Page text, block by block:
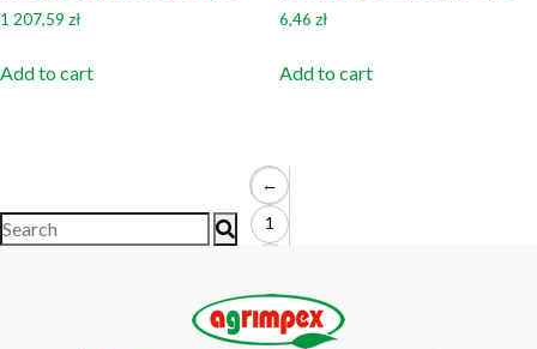
1 207,59 zł
Add to cart
6,46 zł
Add to cart
←
1
3
4